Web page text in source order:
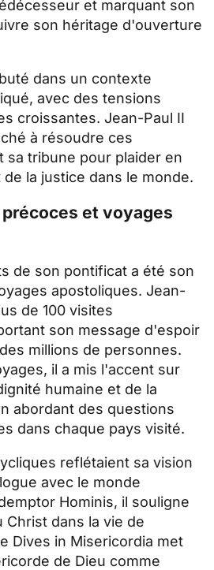
et marquant son
son héritage d'ouverture
dans un contexte
avec des tensions
croissantes. Jean-Paul II
à résoudre ces
sa tribune pour plaider en
la justice dans le monde.
et voyages
de son pontificat a été son
apostoliques. Jean-
de 100 visites
son message d'espoir
millions de personnes.
il a mis l'accent sur
humaine et de la
abordant des questions
dans chaque pays visité.
reflétaient sa vision
avec le monde
Hominis, il souligne
Christ dans la vie de
Dives in Misericordia met
de Dieu comme